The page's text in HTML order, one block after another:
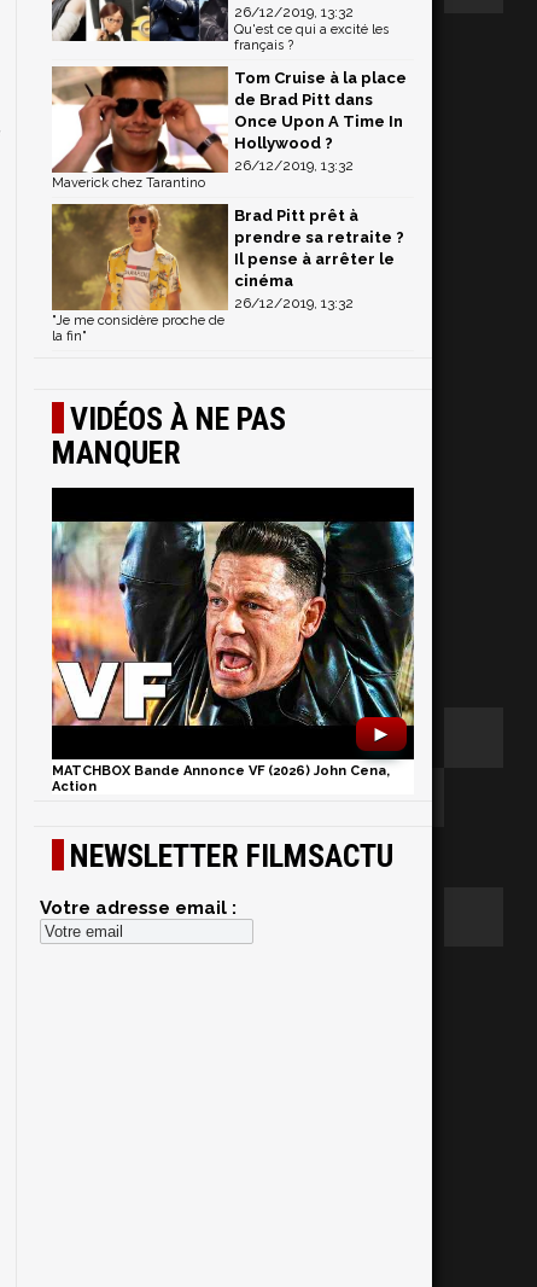
26/12/2019, 13:32
Qu'est ce qui a excité les
français ?
Tom Cruise à la place
de Brad Pitt dans
Once Upon A Time In
Hollywood ?
26/12/2019, 13:32
Maverick chez Tarantino
Brad Pitt prêt à
prendre sa retraite ?
Il pense à arrêter le
cinéma
26/12/2019, 13:32
"Je me considère proche de
la fin"
VIDÉOS À NE PAS
MANQUER
►
MATCHBOX Bande Annonce VF (2026) John Cena,
Action
NEWSLETTER FILMSACTU
Votre adresse email :